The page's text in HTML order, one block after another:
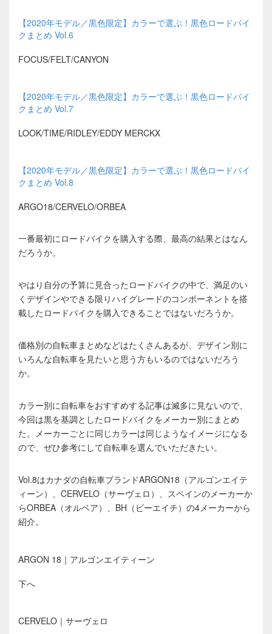
【2020年モデル／黒色限定】カラーで選ぶ！黒色ロードバイ
クまとめ Vol.6
FOCUS/FELT/CANYON
【2020年モデル／黒色限定】カラーで選ぶ！黒色ロードバイ
クまとめ Vol.7
LOOK/TIME/RIDLEY/EDDY MERCKX
【2020年モデル／黒色限定】カラーで選ぶ！黒色ロードバイ
クまとめ Vol.8
ARGO18/CERVELO/ORBEA
一番最初にロードバイクを購入する際、最高の結果とはなん
だろうか。
やはり自分の予算に見合ったロードバイクの中で、満足のい
くデザインやできる限りハイグレードのコンポーネントを搭
載したロードバイクを購入できることではないだろうか。
価格別の自転車まとめなどはたくさんあるが、デザイン別に
いろんな自転車を見たいと思う方もいるのではないだろう
か。
カラー別に自転車をおすすめする記事は滅多に見ないので、
今回は黒を基調としたロードバイクをメーカー別にまとめ
た。メーカーごとに同じカラーは同じようなイメージになる
ので、ぜひ参考にして自転車を選んでいただきたい。
Vol.8はカナダの自転車ブランドARGON18（アルゴンエイテ
ィーン）、CERVELO（サーヴェロ）、スペインのメーカーか
らORBEA（オルベア）、BH（ビーエイチ）の4メーカーから
紹介。
ARGON 18｜アルゴンエイティーン
下へ
CERVELO｜サーヴェロ